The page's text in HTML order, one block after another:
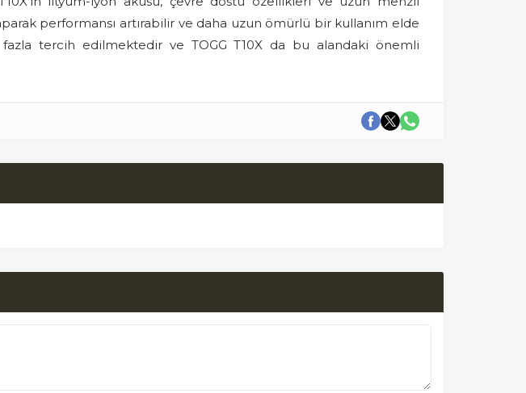
performansı artırabilir ve daha uzun ömürlü bir kullanım elde
tercih edilmektedir ve TOGG T10X da bu alandaki önemli